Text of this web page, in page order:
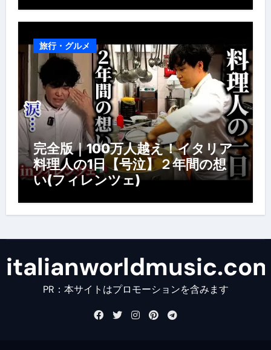
旅行・グルメ
完全版｜100万人越え！イタリア
料理人の1日【号泣】２年間の想
い(フィレンツェ)
PR：本サイトはプロモーションを含みます